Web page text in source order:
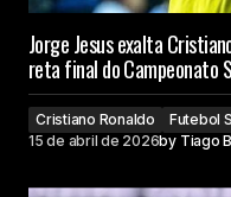
Jorge Jesus exalta
reta final do Campeonato
Cristiano Ronaldo Futebol
15 de abril de 2026by Tiago